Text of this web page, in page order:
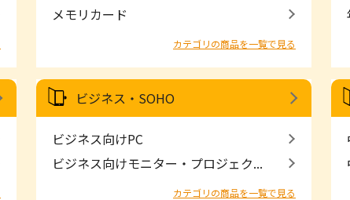
メモリカード
カテゴリの商品を一覧で見る
ビジネス・SOHO
ビジネス向けPC
ビジネス向けモニター・プロジェク...
カテゴリの商品を一覧で見る